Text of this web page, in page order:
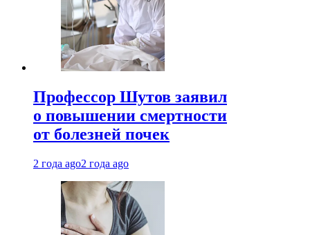
Профессор Шутов заявил
о повышении смертности
от болезней почек
2 года ago2 года ago